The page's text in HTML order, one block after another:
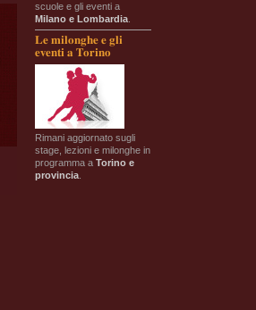
scuole e gli eventi a
Milano e Lombardia
Le milonghe e gli
eventi a Torino
Rimani aggiornato sugli
stage, lezioni e milonghe in
programma a Torino e
provincia